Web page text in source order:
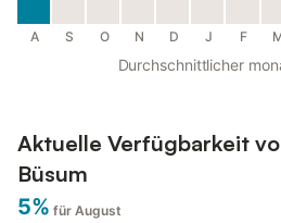
A S O N D J F
Durchschnittlicher
Aktuelle Verfügbarkeit
Büsum
5% für August